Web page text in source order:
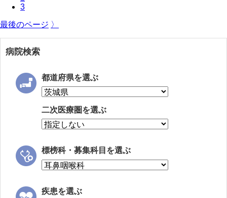
3
最後のページ 〉
病院検索
都道府県を選ぶ
二次医療圏を選ぶ
標榜科・募集科目を選ぶ
疾患を選ぶ